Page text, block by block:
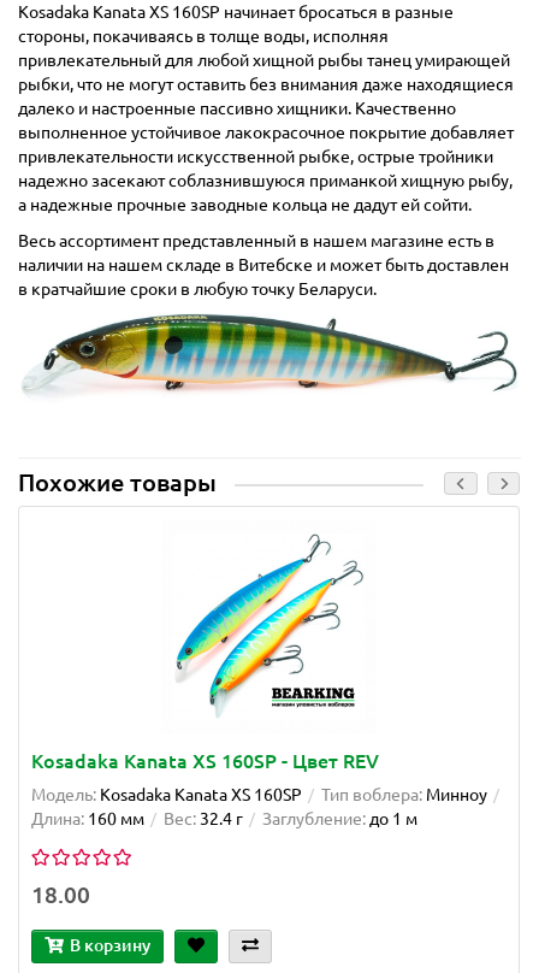
Kosadaka Kanata XS 160SP начинает бросаться в разные
стороны, покачиваясь в толще воды, исполняя
привлекательный для любой хищной рыбы танец умирающей
рыбки, что не могут оставить без внимания даже находящиеся
далеко и настроенные пассивно хищники. Качественно
выполненное устойчивое лакокрасочное покрытие добавляет
привлекательности искусственной рыбке, острые тройники
надежно засекают соблазнившуюся приманкой хищную рыбу,
а надежные прочные заводные кольца не дадут ей сойти.
Весь ассортимент представленный в нашем магазине есть в
наличии на нашем складе в Витебске и может быть доставлен
в кратчайшие сроки в любую точку Беларуси.
Похожие товары
Kosadaka Kanata XS 160SP - Цвет REV
Модель: Kosadaka Kanata XS 160SP Тип воблера: Минноу
Длина: 160 мм Вес:32.4 г Заглубление:до 1 м
18.00
В корзину